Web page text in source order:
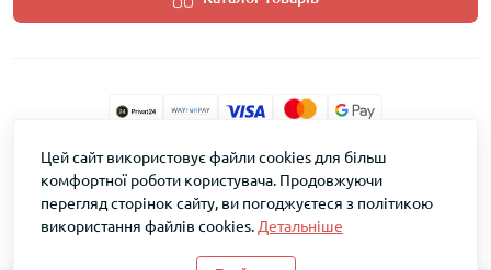
ТМ Скарб © 2026
Цей сайт використовує файли cookies для більш
комфортної роботи користувача. Продовжуючи
перегляд сторінок сайту, ви погоджуєтеся з політикою
використання файлів cookies. Детальніше